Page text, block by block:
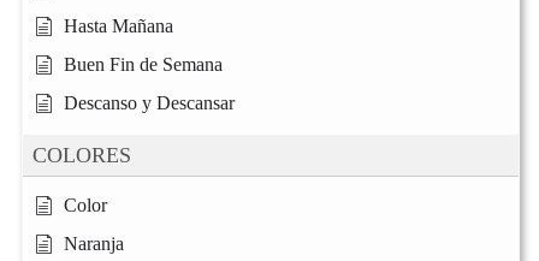
Hasta Mañana
Buen Fin de Semana
Descanso y Descansar
COLORES
Color
Naranja